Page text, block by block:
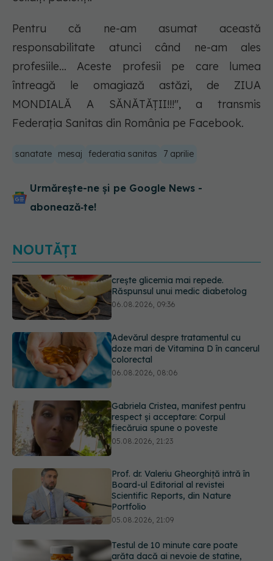
Pentru că ne-am asumat această
responsabilitate atunci când ne-am ales
profesiile... Aceste profesii pe care lumea
întreagă le omagiază astăzi, de ZIUA
MONDIALĂ A SĂNĂTĂȚII!!!", a transmis
Federația Sanitas din România pe Facebook.
sanatate mesaj federatia sanitas 7 aprilie
Urmărește-ne și pe Google News -
abonează‑te!
NOUTĂȚI
Adevărul despre tratamentul cu
doze mari de Vitamina D în cancerul
Gabriela Cristea, manifest pentru
respect și acceptare: Corpul
Prof. dr. Valeriu Gheorghiță intră în
Board-ul Editorial al revistei
05.08.2026, 21:09
Testul de 10 minute care poate
arăta dacă ai nevoie de statine,
chiar dacă ai colesterolul normal